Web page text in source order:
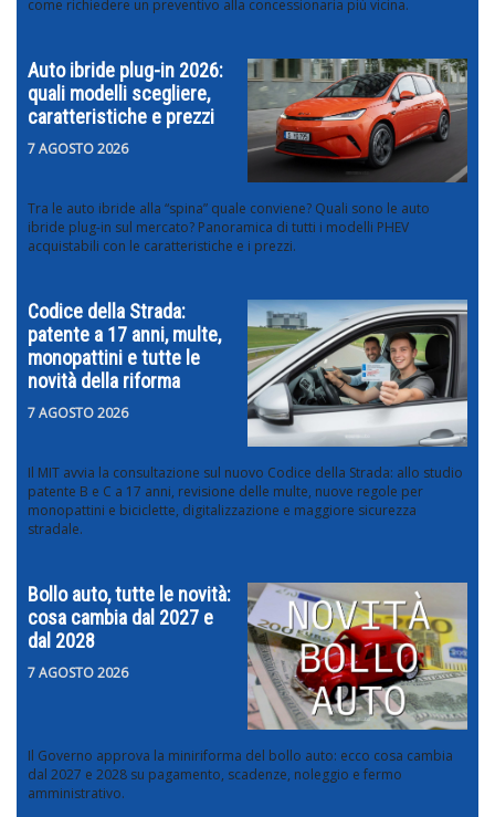
come richiedere un preventivo alla concessionaria più vicina.
Auto ibride plug-in 2026:
quali modelli scegliere,
caratteristiche e prezzi
7 AGOSTO 2026
Tra le auto ibride alla “spina” quale conviene? Quali sono le auto
ibride plug-in sul mercato? Panoramica di tutti i modelli PHEV
acquistabili con le caratteristiche e i prezzi.
Codice della Strada:
patente a 17 anni, multe,
monopattini e tutte le
novità della riforma
7 AGOSTO 2026
Il MIT avvia la consultazione sul nuovo Codice della Strada: allo studio
patente B e C a 17 anni, revisione delle multe, nuove regole per
monopattini e biciclette, digitalizzazione e maggiore sicurezza
stradale.
Bollo auto, tutte le novità:
cosa cambia dal 2027 e
dal 2028
7 AGOSTO 2026
Il Governo approva la miniriforma del bollo auto: ecco cosa cambia
dal 2027 e 2028 su pagamento, scadenze, noleggio e fermo
amministrativo.